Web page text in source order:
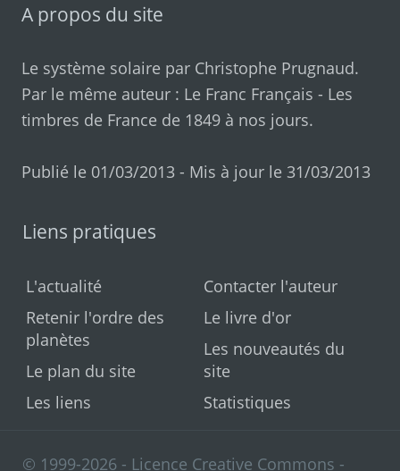
A propos du site
Le système solaire par Christophe Prugnaud.
Par le même auteur : Le Franc Français - Les
timbres de France de 1849 à nos jours.
Publié le 01/03/2013 - Mis à jour le 31/03/2013
Liens pratiques
L'actualité
Retenir l'ordre des
planètes
Le plan du site
Les liens
Contacter l'auteur
Le livre d'or
Les nouveautés du
site
Statistiques
© 1999-2026 - Licence Creative Commons -